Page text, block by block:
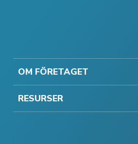
OM FÖRETAGET
RESURSER